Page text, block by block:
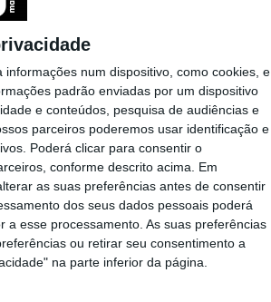
num dispositivo, como cookies, e
padrão enviadas por um dispositivo
e conteúdos, pesquisa de audiências e
parceiros poderemos usar identificação e
Poderá clicar para consentir o
conforme descrito acima. Em
as suas preferências antes de consentir
dos seus dados pessoais poderá
esse processamento. As suas preferências
ou retirar seu consentimento a
na parte inferior da página.
que
de 1.000 euros
pela oficina
mais se